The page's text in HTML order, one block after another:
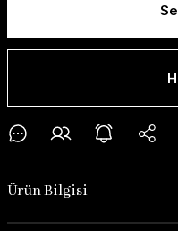
Ürün Bilgisi